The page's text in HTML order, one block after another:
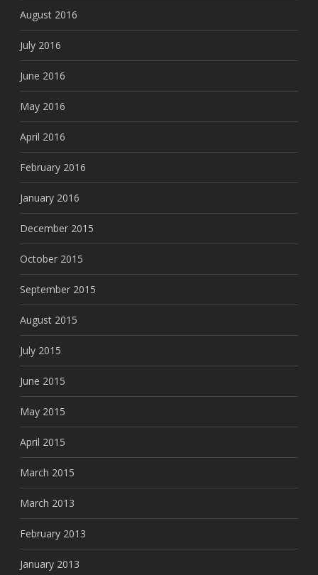
August 2016
July 2016
June 2016
May 2016
April 2016
February 2016
January 2016
December 2015
October 2015
September 2015
August 2015
July 2015
June 2015
May 2015
April 2015
March 2015
March 2013
February 2013
January 2013